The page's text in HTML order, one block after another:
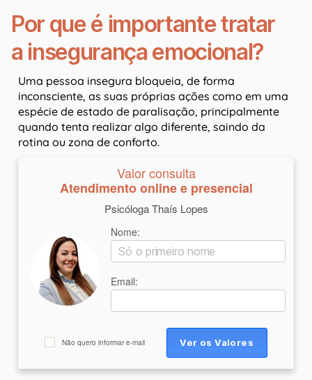
Por que é importante tratar
a insegurança emocional?
Uma pessoa insegura bloqueia, de forma
inconsciente, as suas próprias ações como em uma
espécie de estado de paralisação, principalmente
quando tenta realizar algo diferente, saindo da
rotina ou zona de conforto.
Valor consulta
Atendimento online e presencial
Psicóloga Thaís Lopes
Nome:
Email:
Não quero informar e-mail